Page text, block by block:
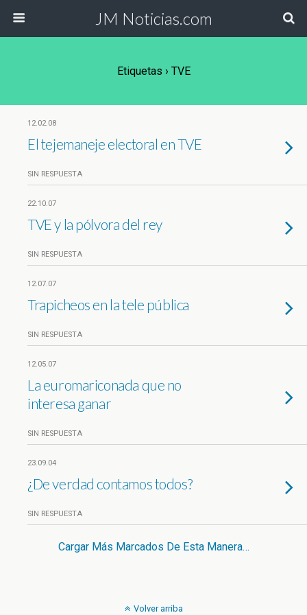
JM Noticias.com
Etiquetas › TVE
12.02.08
El tejemaneje electoral en TVE
SIN RESPUESTA
22.10.07
TVE y la pólvora del rey
SIN RESPUESTA
12.07.07
Trapicheos en la tele pública
SIN RESPUESTA
12.05.07
La euromariconada que no
interesa ganar
SIN RESPUESTA
23.09.04
¿De verdad contamos todos?
SIN RESPUESTA
Cargar Más Marcados De Esta Manera…
Volver arriba